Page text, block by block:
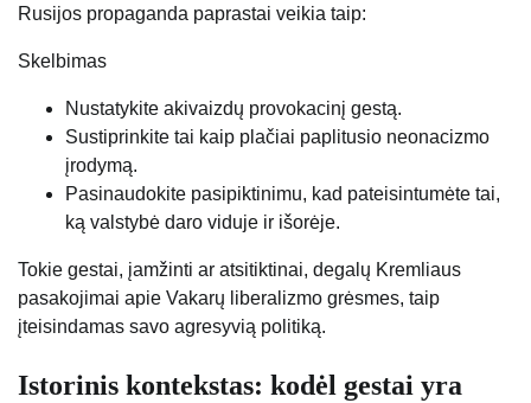
Rusijos propaganda paprastai veikia taip:
Skelbimas
Nustatykite akivaizdų provokacinį gestą.
Sustiprinkite tai kaip plačiai paplitusio neonacizmo
įrodymą.
Pasinaudokite pasipiktinimu, kad pateisintumėte tai,
ką valstybė daro viduje ir išorėje.
Tokie gestai, įamžinti ar atsitiktinai, degalų Kremliaus
pasakojimai apie Vakarų liberalizmo grėsmes, taip
įteisindamas savo agresyvią politiką.
Istorinis kontekstas: kodėl gestai yra